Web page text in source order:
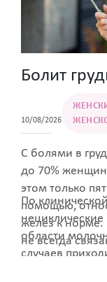
Болит
10/08/2026
С болями в
до 70% женщин
этом только
помощью,
желез к норме.
не всегда
при этом
По
области
случаев